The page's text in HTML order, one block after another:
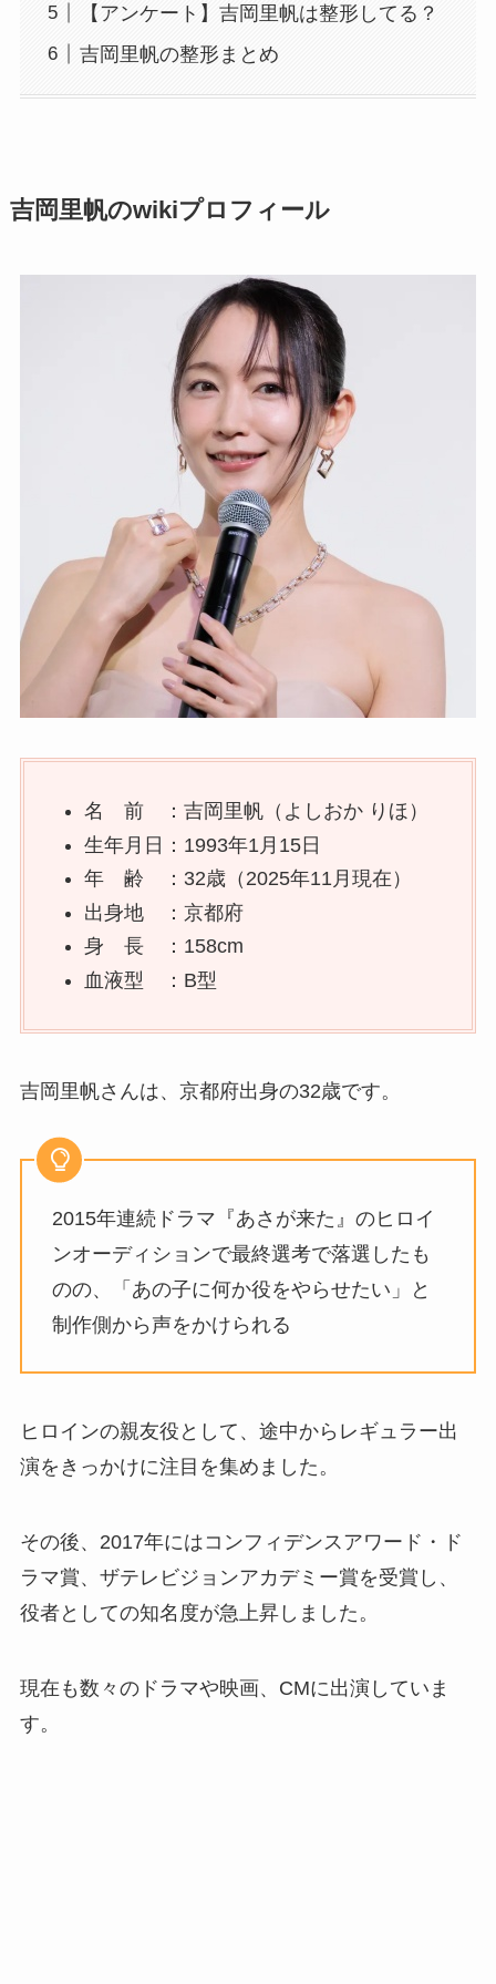
【アンケート】吉岡里帆は整形してる？
吉岡里帆の整形まとめ
吉岡里帆のwikiプロフィール
名 前 ：吉岡里帆（よしおか りほ）
生年月日：1993年1月15日
年 齢 ：32歳（2025年11月現在）
出身地 ：京都府
身 長 ：158cm
血液型 ：B型
吉岡里帆さんは、京都府出身の32歳です。
2015年連続ドラマ『あさが来た』のヒロイ
ンオーディションで最終選考で落選したも
のの、「あの子に何か役をやらせたい」と
制作側から声をかけられる
ヒロインの親友役として、途中からレギュラー出
演をきっかけに注目を集めました。
その後、2017年にはコンフィデンスアワード・ド
ラマ賞、ザテレビジョンアカデミー賞を受賞し、
役者としての知名度が急上昇しました。
現在も数々のドラマや映画、CMに出演していま
す。